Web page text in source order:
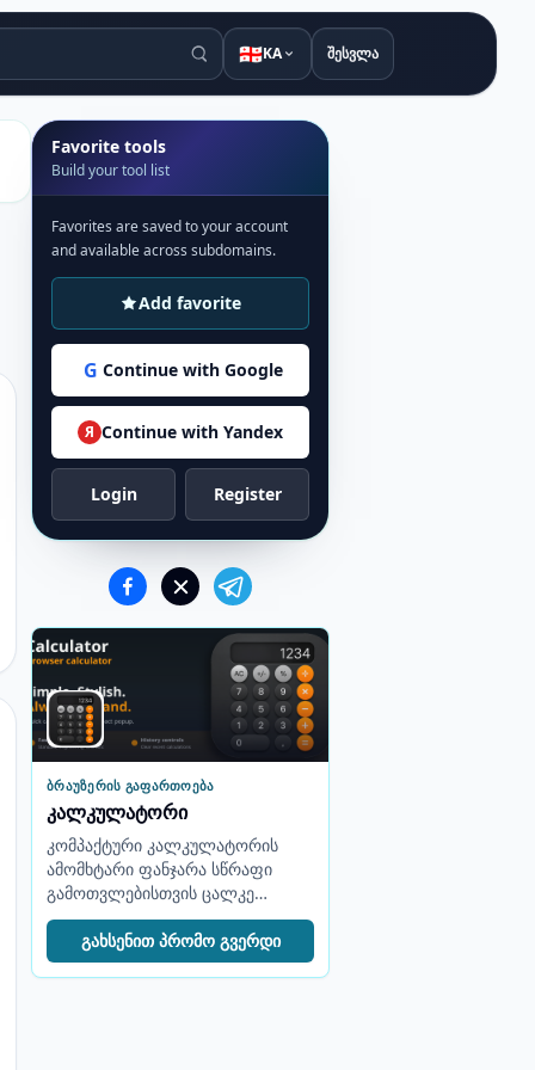
🇬🇪KA შესვლა
Favorite tools
Build your tool list
Favorites are saved to your account
and available across subdomains.
Add favorite
G Continue with Google
Я Continue with Yandex
Login Register
ᲑᲠᲐᲣᲖᲔᲠᲘᲡ ᲒᲐᲤᲐᲠᲗᲝᲔᲑᲐ
კალკულატორი
კომპაქტური კალკულატორის
ამომხტარი ფანჯარა სწრაფი
გამოთვლებისთვის ცალკე
ჩანართის გახსნის გარეშე.
გახსენით პრომო გვერდი